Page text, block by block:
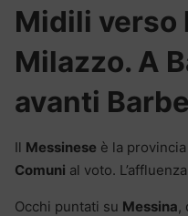
Midili verso
Milazzo. A
avanti
Il Messinese è la
Comuni al voto.
Occhi puntati su Messina,